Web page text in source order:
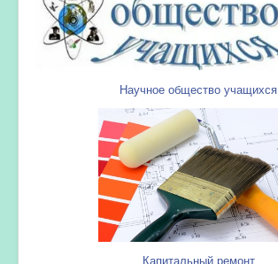
Научное общество учащихся
Капитальный ремонт